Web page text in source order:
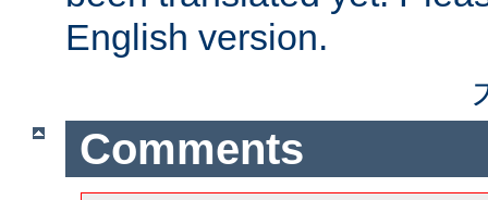
English version.
Comments